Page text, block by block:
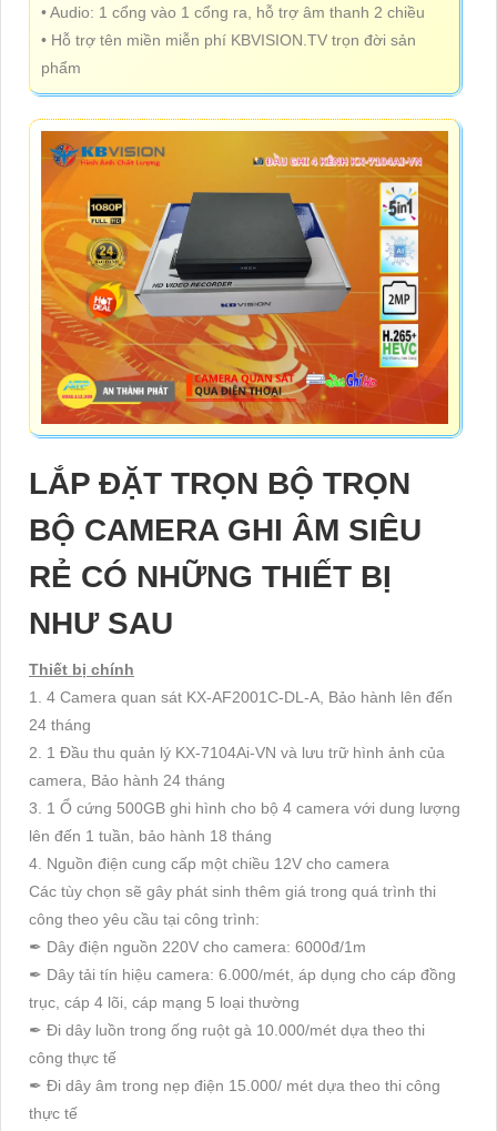
• Audio: 1 cổng vào 1 cổng ra, hỗ trợ âm thanh 2 chiều
• Hỗ trợ tên miền miễn phí KBVISION.TV trọn đời sản
phẩm
LẮP ĐẶT TRỌN BỘ TRỌN
BỘ CAMERA GHI ÂM SIÊU
RẺ CÓ NHỮNG THIẾT BỊ
NHƯ SAU
Thiết bị chính
1. 4 Camera quan sát KX-AF2001C-DL-A, Bảo hành lên đến
24 tháng
2. 1 Đầu thu quản lý KX-7104Ai-VN và lưu trữ hình ảnh của
camera, Bảo hành 24 tháng
3. 1 Ổ cứng 500GB ghi hình cho bộ 4 camera với dung lượng
lên đến 1 tuần, bảo hành 18 tháng
4. Nguồn điện cung cấp một chiều 12V cho camera
Các tùy chọn sẽ gây phát sinh thêm giá trong quá trình thi
công theo yêu cầu tại công trình:
✒ Dây điện nguồn 220V cho camera: 6000đ/1m
✒ Dây tải tín hiệu camera: 6.000/mét, áp dụng cho cáp đồng
trục, cáp 4 lõi, cáp mạng 5 loại thường
✒ Đi dây luồn trong ống ruột gà 10.000/mét dựa theo thi
công thực tế
✒ Đi dây âm trong nẹp điện 15.000/ mét dựa theo thi công
thực tế